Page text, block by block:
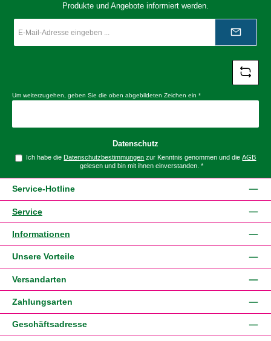
Produkte und Angebote informiert werden.
Mail-
*
Um weiterzugehen, geben Sie die oben abgebildeten Zeichen ein *
Datenschutz
Ich habe dieDatenschutzbestimmungen zur Kenntnis genommen und dieAGB
gelesen und bin mit ihnen einverstanden. *
Service-Hotline
Service
Informationen
Unsere Vorteile
Versandarten
Zahlungsarten
Geschäftsadresse